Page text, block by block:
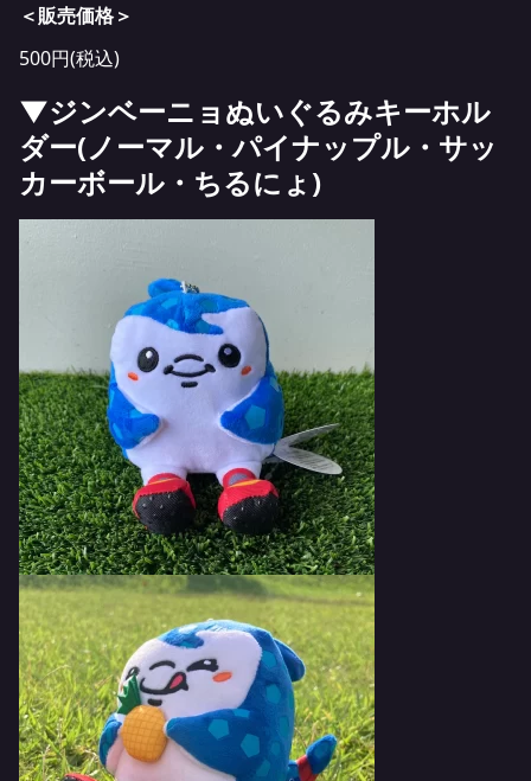
＜販売価格＞
500円(税込)
▼ジンベーニョぬいぐるみキーホル
ダー(ノーマル・パイナップル・サッ
カーボール・ちるにょ)